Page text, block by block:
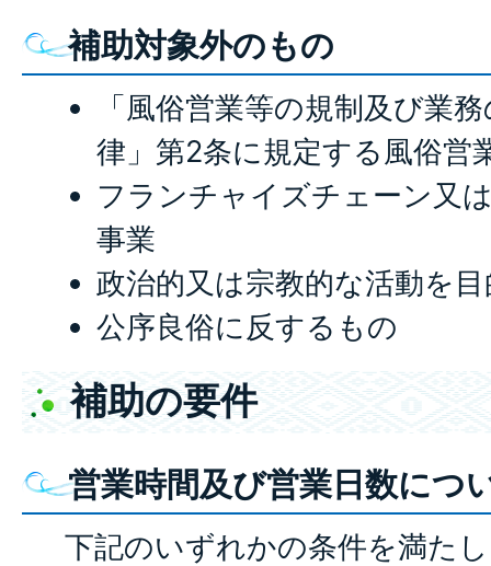
補助対象外のもの
「風俗営業等の規制及び業
律」第2条に規定する風俗営
フランチャイズチェーン又
事業
政治的又は宗教的な活動を
公序良俗に反するもの
補助の要件
営業時間及び営業日数につ
下記のいずれかの条件を満た